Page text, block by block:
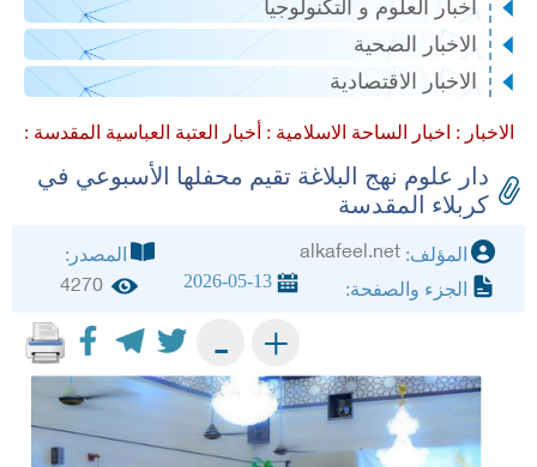
أخبار العلوم و التكنولوجيا
الاخبار الصحية
الاخبار الاقتصادية
الاخبار : اخبار الساحة الاسلامية : أخبار العتبة العباسية المقدسة :
دار علوم نهج البلاغة تقيم محفلها الأسبوعي في
كربلاء المقدسة
المؤلف: alkafeel.net
المصدر:
الجزء والصفحة:
2026-05-13
4270
+
-